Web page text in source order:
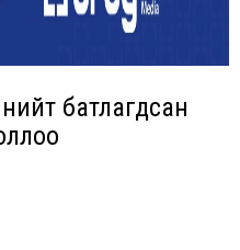
батлагдсан